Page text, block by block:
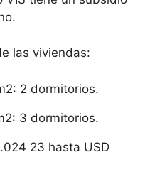
las viviendas:
2 dormitorios.
3 dormitorios.
23 hasta USD